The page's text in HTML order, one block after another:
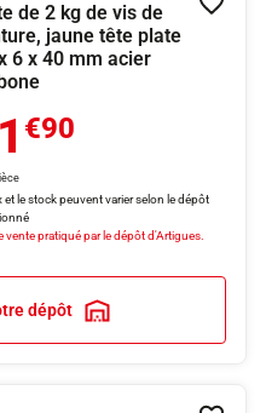
de 2 kg de vis de
jaune tête plate
6 x 40 mm acier
€90
et le stock peuvent varier selon le dépôt
vente pratiqué par le dépôt d'Artigues.
dépôt